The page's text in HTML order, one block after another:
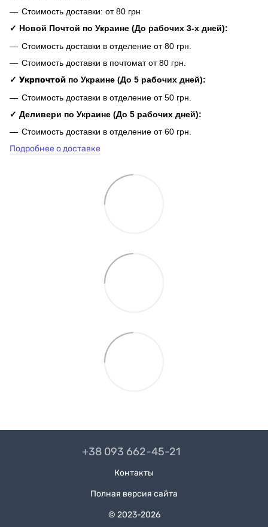
Стоимость доставки: от 80 грн
✓ Новой Почтой по Украине (До рабочих 3-х дней):
Стоимость доставки в отделение от 80 грн.
Стоимость доставки в почтомат от 80 грн.
✓ Укрпочтой по Украине (До 5 рабочих дней):
Стоимость доставки в отделение от 50 грн.
✓ Деливери по Украине (До 5 рабочих дней):
Стоимость доставки в отделение от 60 грн.
Подробнее о доставке
+38 093 662-45-21
Контакты
Полная версия сайта
© 2023-2026